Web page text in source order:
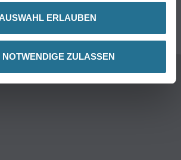
ERLAUBEN
NOTWENDIGE ZULASSEN